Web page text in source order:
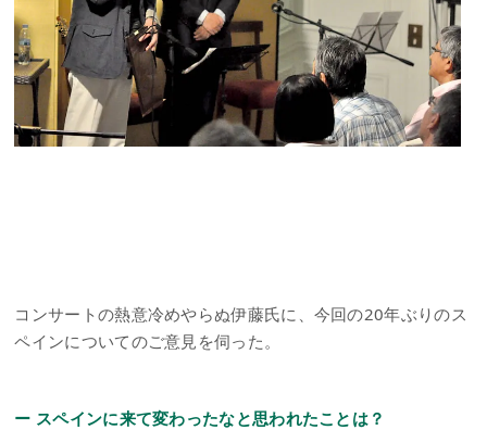
コンサートの熱意冷めやらぬ伊藤氏に、今回の20年ぶりのス
ペインについてのご意見を伺った。
ー スペインに来て変わったなと思われたことは？